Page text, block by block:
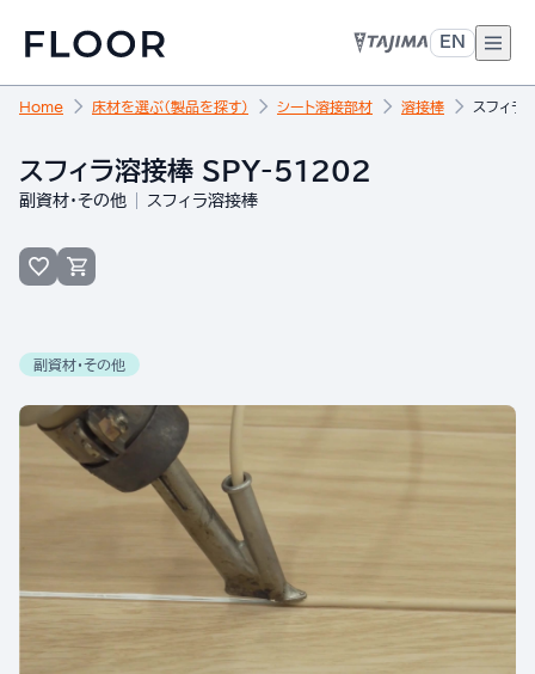
EN
Home 床材を選ぶ（製品を探す） シート溶接部材 溶接棒 スフィ
スフィラ溶接棒 SPY-51202
副資材・その他 スフィラ溶接棒
副資材・その他